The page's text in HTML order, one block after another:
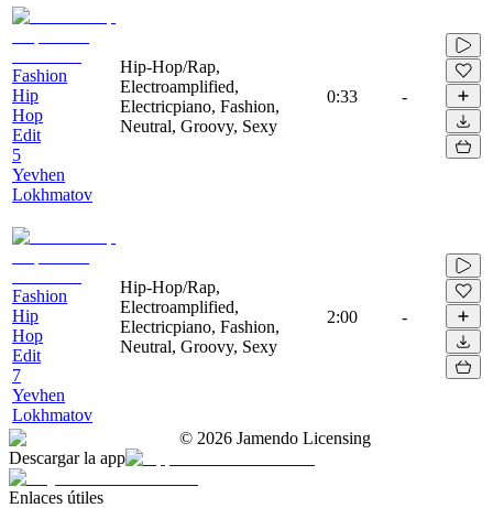
Fashion
Hip
Hop
Edit
5
Yevhen
Lokhmatov
Hip-Hop/Rap,
Electroamplified,
Electricpiano, Fashion,
Neutral, Groovy, Sexy
0:33 -
Fashion
Hip
Hop
Edit
7
Yevhen
Lokhmatov
Hip-Hop/Rap,
Electroamplified,
Electricpiano, Fashion,
Neutral, Groovy, Sexy
2:00 -
© 2026 Jamendo Licensing
Descargar la app
Enlaces útiles